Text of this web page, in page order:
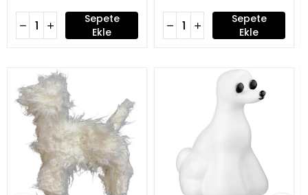
Sepete
Ekle
Sepete
Ekle